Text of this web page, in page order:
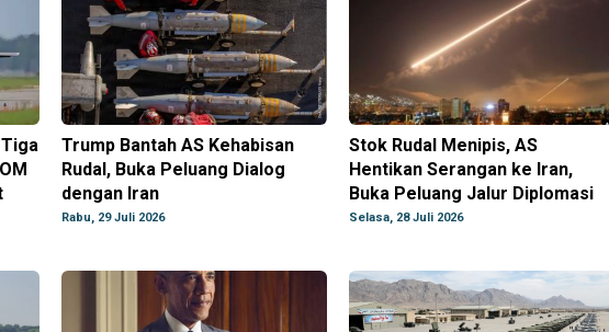
Tiga
Trump Bantah AS Kehabisan
Rudal, Buka Peluang Dialog
dengan Iran
Rabu, 29 Juli 2026
Stok Rudal Menipis, AS
Hentikan Serangan ke Iran,
Buka Peluang Jalur Diplomasi
Selasa, 28 Juli 2026